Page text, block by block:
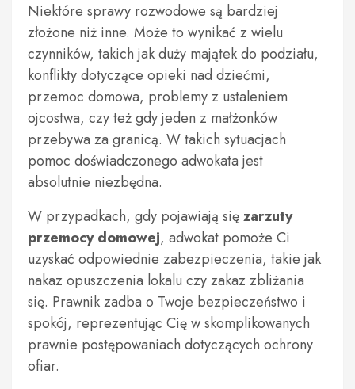
Niektóre sprawy rozwodowe są bardziej
złożone niż inne. Może to wynikać z wielu
czynników, takich jak duży majątek do podziału,
konflikty dotyczące opieki nad dziećmi,
przemoc domowa, problemy z ustaleniem
ojcostwa, czy też gdy jeden z małżonków
przebywa za granicą. W takich sytuacjach
pomoc doświadczonego adwokata jest
absolutnie niezbędna.
W przypadkach, gdy pojawiają sięzarzuty
przemocy domowej, adwokat pomoże Ci
uzyskać odpowiednie zabezpieczenia, takie jak
nakaz opuszczenia lokalu czy zakaz zbliżania
się. Prawnik zadba o Twoje bezpieczeństwo i
spokój, reprezentując Cię w skomplikowanych
prawnie postępowaniach dotyczących ochrony
ofiar.